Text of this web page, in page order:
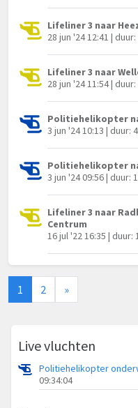
Lifeliner 3 naar
28 jun '24 12:41 |
Lifeliner 3 naar
28 jun '24 11:54 |
Politiehelikopter
3 jun '24 10:13 | duur:
Politiehelikopter
3 jun '24 09:56 | duur:
Lifeliner 3 naar
Centrum
16 jul '22 16:35 | duur:
1 2 »
Live vluchten
09:34:04